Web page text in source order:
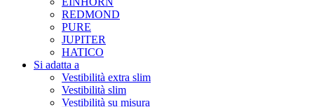
REDMOND
PURE
JUPITER
HATICO
Si adatta a
Vestibilità extra slim
Vestibilità slim
Vestibilità su misura